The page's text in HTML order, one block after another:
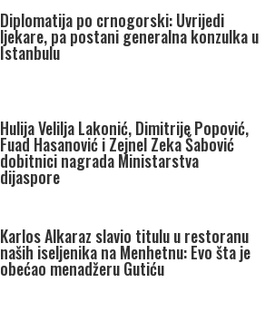
Diplomatija po crnogorski: Uvrijedi
ljekare, pa postani generalna konzulka u
Istanbulu
Hulija Velilja Lakonić, Dimitrije Popović,
Fuad Hasanović i Zejnel Zeka Šabović
dobitnici nagrada Ministarstva
dijaspore
Karlos Alkaraz slavio titulu u restoranu
naših iseljenika na Menhetnu: Evo šta je
obećao menadžeru Gutiću